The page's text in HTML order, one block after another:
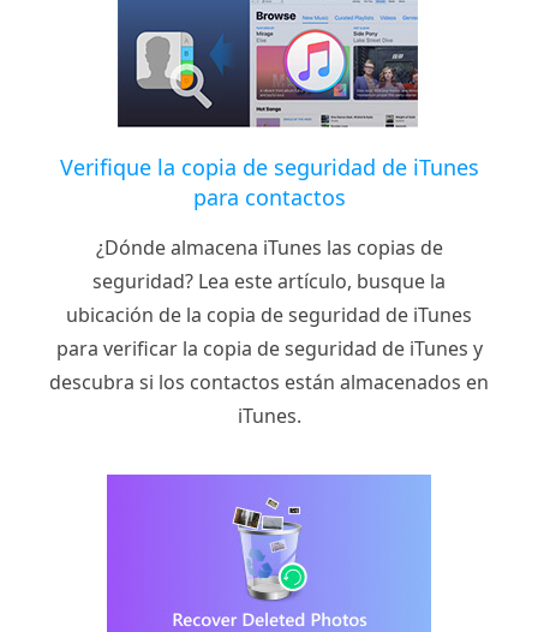
Verifique la copia de seguridad de iTunes
para contactos
¿Dónde almacena iTunes las copias de
seguridad? Lea este artículo, busque la
ubicación de la copia de seguridad de iTunes
para verificar la copia de seguridad de iTunes y
descubra si los contactos están almacenados en
iTunes.